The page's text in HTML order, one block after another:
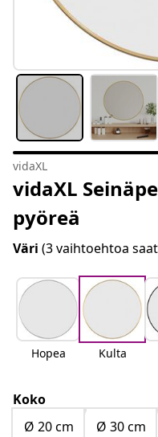
vidaXL
vidaXL
pyöreä
Väri (3 vaihtoehtoa
Hopea Kulta
Koko
Ø 20 cm
Ø 30 cm